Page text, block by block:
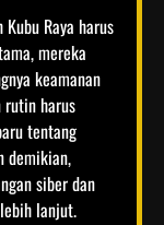
Raya harus
mereka
keamanan
rutin harus
tentang
demikian,
siber dan
lanjut.